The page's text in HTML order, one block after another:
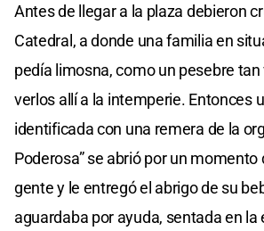
Antes de llegar a la plaza debieron
Catedral, a donde una familia en
pedía limosna, como un pesebre
verlos allí a la intemperie. Entonces
identificada con una remera de la
Poderosa” se abrió por un momento
gente y le entregó el abrigo de su
aguardaba por ayuda, sentada en la